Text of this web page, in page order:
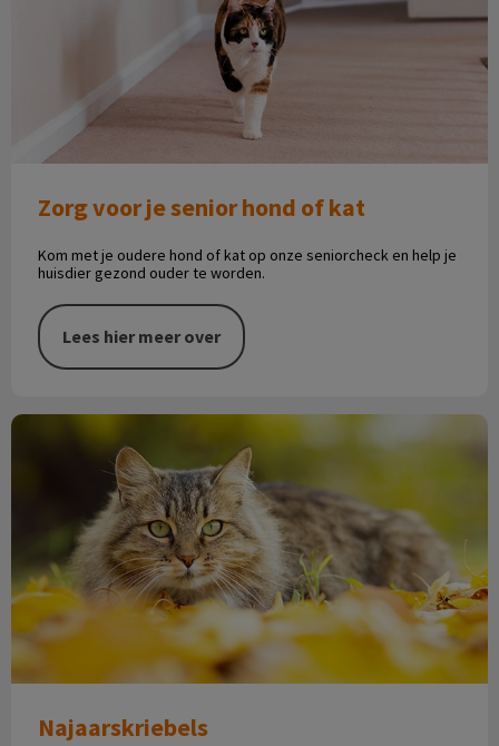
Zorg voor je senior hond of kat
Kom met je oudere hond of kat op onze seniorcheck en help je
huisdier gezond ouder te worden.
Lees hier meer over
Najaarskriebels
Najaarskriebels